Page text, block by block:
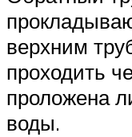
верхним
проходить
проложена
воды.